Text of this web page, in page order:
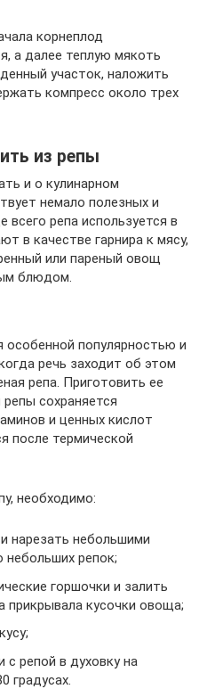
корнеплод
а далее теплую мякоть
участок, наложить
компресс около трех
из репы
и о кулинарном
немало полезных и
репа используется в
в качестве гарнира к мясу,
или пареный овощ
блюдом.
популярностью и
речь заходит об этом
репа. Приготовить ее
сохраняется
и ценных кислот
после термической
необходимо:
нарезать небольшими
небольших репок;
горшочки и залить
прикрывала кусочки овоща;
с репой в духовку на
градусах.